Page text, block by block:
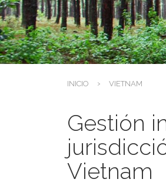
INICIO › VIETNAM
Gestión
Vietnam